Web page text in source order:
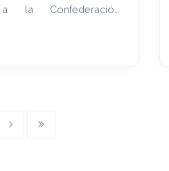
la Confederación
08:30 a 16:00 horas en